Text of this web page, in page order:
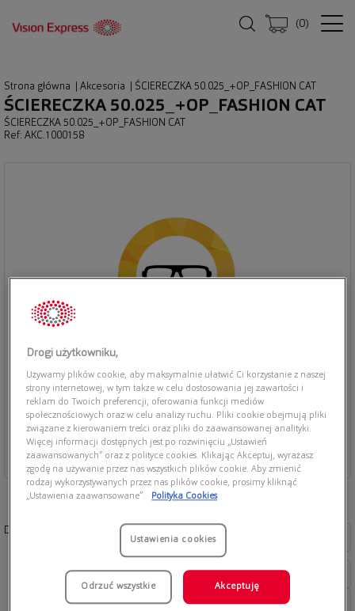
(0)
Strona główna Akcesoria ŚCIERECZKA 50.025_+OP_FASHION CAT
ŚCIERECZKA 50.025_+OP_FASHION CAT
ŚCIERECZKA 50.025_+OP_FASHION CAT
Ref: AKC.1000158
Dostępne kolory:
Drogi użytkowniku,
Używamy plików cookie, aby maksymalnie ułatwić Ci korzystanie z naszej
strony internetowej, w tym także w celu dostosowania jej zawartości i
reklam do Twoich preferencji, oferowania funkcji mediów
społecznościowych oraz w celu analizy ruchu. Pliki cookie obejmują pliki
związane z kierowaniem treści oraz pliki do zaawansowanej analityki.
Więcej informacji dostępnych jest po rozwinięciu „Ustawień
zaawansowanych” oraz z polityce cookies. Klikając Akceptuj, wyrażasz
zgodę na używanie przez nas wszystkich plików cookie. Aby zmienić
rodzaj wykorzystywanych przez nas plików cookie, prosimy kliknąć
„Ustawienia zaawansowane”.
Polityka Cookies
Ustawienia cookies
Odrzuć wszystkie Akceptuję